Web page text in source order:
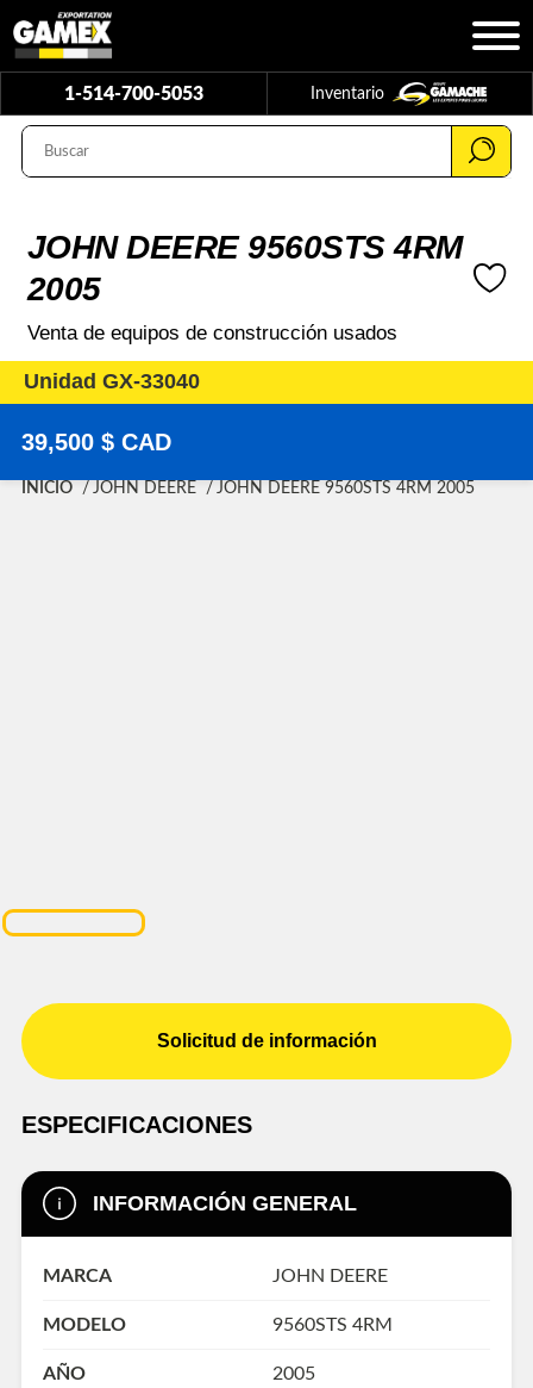
1-514-700-5053 Inventario
JOHN DEERE 9560STS 4RM
2005
Venta de equipos de construcción usados
Unidad GX-33040
39,500 $ CAD
INICIO JOHN DEERE JOHN DEERE 9560STS 4RM 2005
Solicitud de información
ESPECIFICACIONES
INFORMACIÓN GENERAL
MARCA JOHN DEERE
MODELO 9560STS 4RM
AÑO 2005